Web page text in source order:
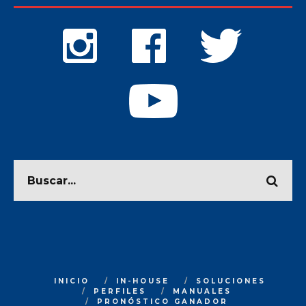
INICIO IN-HOUSE
SOLUCIONES
PERFILES
MANUALES
PRONÓSTICO GANADOR